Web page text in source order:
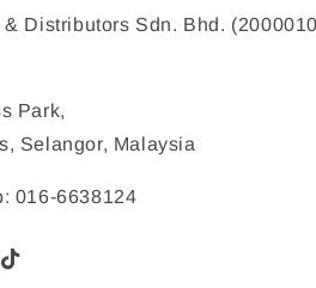
Distributors Sdn. Bhd.
Park,
Selangor, Malaysia
016-6638124